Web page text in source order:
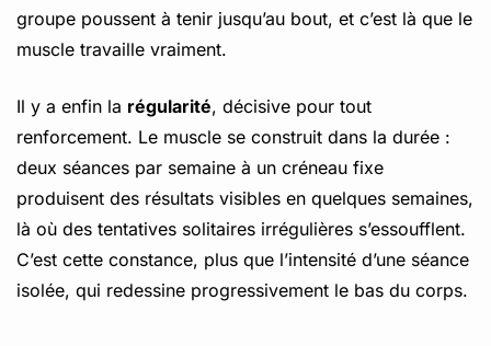
groupe poussent à tenir jusqu’au bout, et c’est là que le
muscle travaille vraiment.
Il y a enfin la régularité, décisive pour tout
renforcement. Le muscle se construit dans la durée :
deux séances par semaine à un créneau fixe
produisent des résultats visibles en quelques semaines,
là où des tentatives solitaires irrégulières s’essoufflent.
C’est cette constance, plus que l’intensité d’une séance
isolée, qui redessine progressivement le bas du corps.